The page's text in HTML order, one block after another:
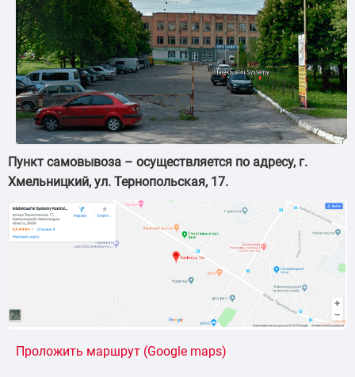
Пункт самовывоза – осуществляется по адресу, г.
Хмельницкий, ул. Тернопольская, 17.
Проложить маршрут (Google maps)